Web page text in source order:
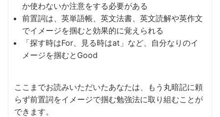
か使わないか注意をする必要がある
前置詞は、英単語帳、英文法書、英文読解や英作文
でイメージを掴むと効果的に覚えられる
「探す時はFor、見る時はat」など、自分なりのイ
メージを掴むとGood
ここまでお読みいただいたあなたは、もう丸暗記に頼
らず前置詞をイメージで掴む勉強法に取り組むことが
できます。